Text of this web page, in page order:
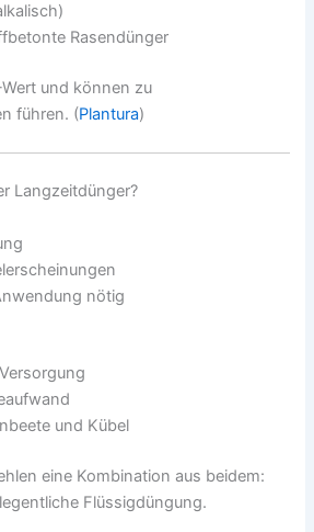
Rasendünger
und können zu
führen. (Plantura)
Langzeitdünger?
nötig
und Kübel
eine Kombination aus beidem:
Flüssigdüngung.